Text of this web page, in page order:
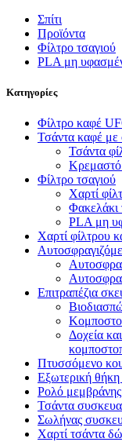
Σπίτι
Προϊόντα
Φίλτρο τσαγιού
PLA μη
Κατηγορίες
Φίλτρο καφέ
Τσάντα καφέ με
Τσάντα
Κρεμαστό
Φίλτρο τσαγιού
Χαρτί
Φακελάκι
PLA μη
Χαρτί φίλτρου
Επιτραπέζια
Δοχεία
Πτυσσόμενο
Εξωτερική θήκη
Ρολό
Τσάντα
Σωλήνας
Χαρτί τσάντα